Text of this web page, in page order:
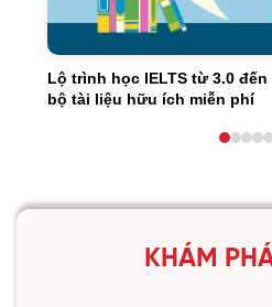
Lộ trình học IELTS từ 3.0
bộ tài liệu hữu ích miễn phí
KHÁM